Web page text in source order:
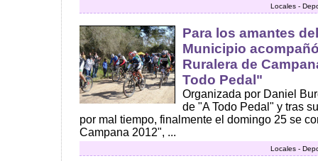
Locales -
Para los amantes
Municipio
Ruralera de
Todo Pedal"
Organizada por Daniel
de "A Todo Pedal" y tras
por mal tiempo, finalmente el domingo 25 se
Campana 2012", ...
Locales -